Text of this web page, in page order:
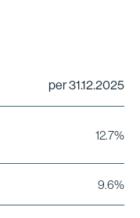
per 31.12.2025
12.7%
9.6%